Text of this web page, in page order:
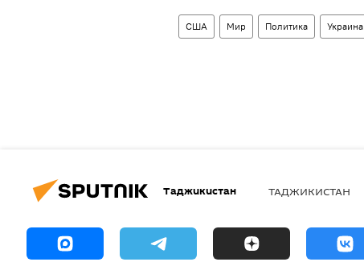
США Мир Политика Украина
Таджикистан ТАДЖИКИСТАН